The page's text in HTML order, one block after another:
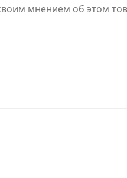
мнением об этом